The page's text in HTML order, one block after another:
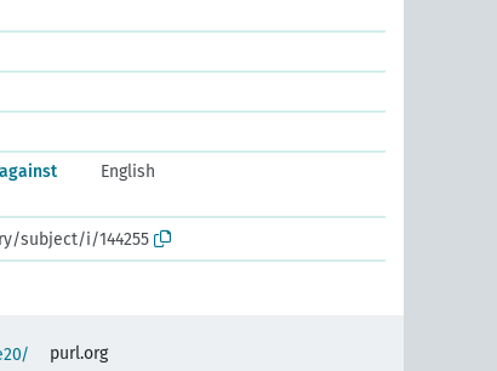
English
subject/i/144255
purl.org